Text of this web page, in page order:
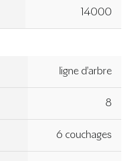
14000
ligne d’arbre
8
6 couchages